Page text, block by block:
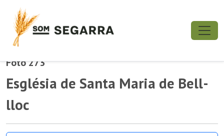
Foto 273
Església de Santa Maria de Bell-
lloc